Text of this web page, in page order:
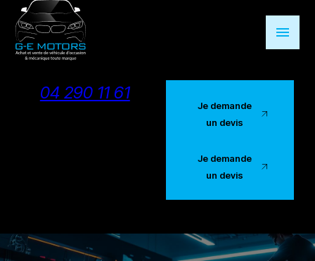
menu
04 290 11 61
Je demande
un devis
Je demande
un devis
Panneau de gestion des cookies